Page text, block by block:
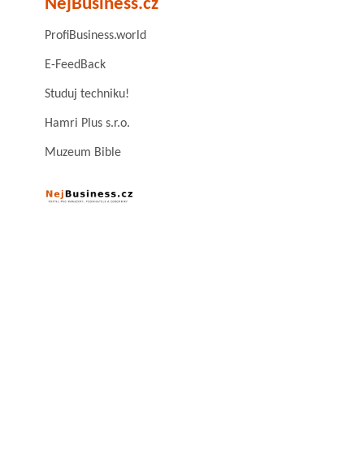
NejBusiness.cz
ProfiBusiness.world
E-FeedBack
Studuj techniku!
Hamri Plus s.r.o.
Muzeum Bible